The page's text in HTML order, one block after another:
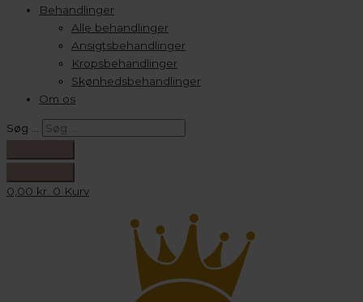
Behandlinger
Alle behandlinger
Ansigtsbehandlinger
Kropsbehandlinger
Skønhedsbehandlinger
Om os
Søg …
0,00 kr. 0 Kurv